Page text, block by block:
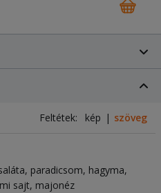
Feltétek: kép szöveg
paradicsom, hagyma,
sajt, majonéz